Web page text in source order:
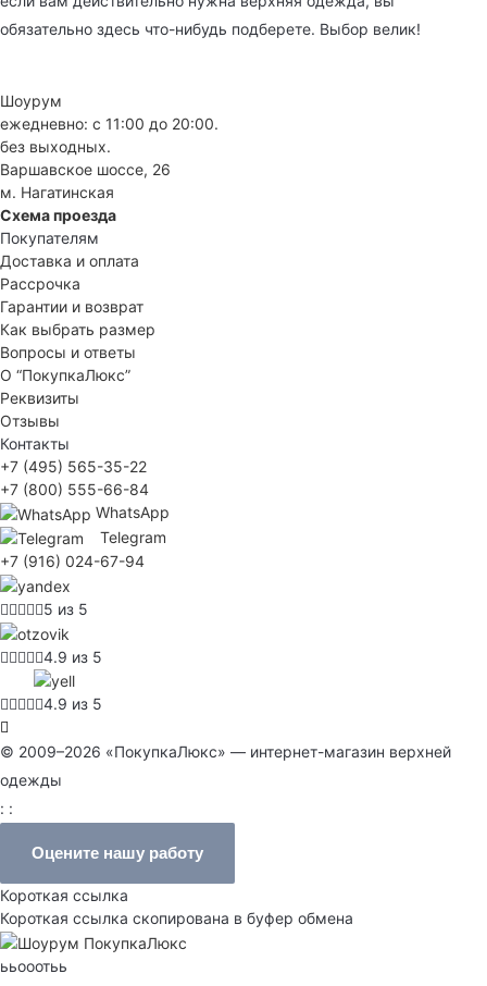
обязательно здесь что-нибудь подберете. Выбор велик!
Шоурум
ежедневно: с 11:00 до 20:00.
без выходных.
Варшавское шоссе, 26
м. Нагатинская
Схема проезда
Покупателям
Доставка и оплата
Рассрочка
Гарантии и возврат
Как выбрать размер
Вопросы и ответы
О “ПокупкаЛюкс”
Реквизиты
Отзывы
Контакты
+7 (495) 565-35-22
+7 (800) 555-66-84
WhatsApp
Telegram
+7 (916) 024-67-94
5 из 5
4.9 из 5
4.9 из 5
© 2009–2026 «ПокупкаЛюкс» — интернет-магазин верхней
одежды
: :
Оцените нашу работу
Короткая ссылка
Короткая ссылка скопирована в буфер обмена
ььооотьь